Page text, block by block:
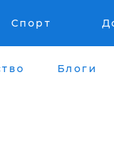
Спорт
Блоги